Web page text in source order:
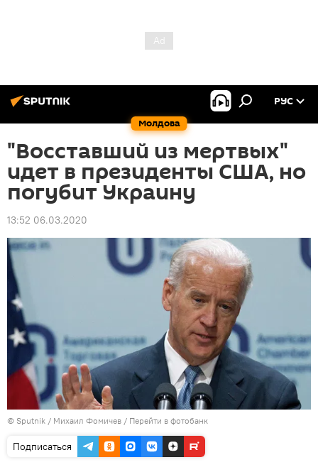
Молдова
РУС
"Восставший из мертвых"
идет в президенты США, но
погубит Украину
13:52 06.03.2020
© Sputnik / Михаил Фомичев / Перейти в фотобанк
Подписаться